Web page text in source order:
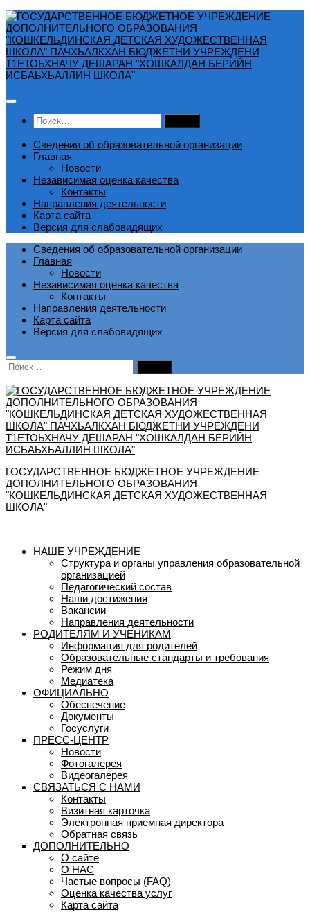
Перейти
к
содержимому
Найти:
Сведения об образовательной организации
Главная
Новости
Независимая оценка качества
Контакты
Направления деятельности
Карта сайта
Версия для слабовидящих
Сведения об образовательной организации
Главная
Новости
Независимая оценка качества
Контакты
Направления деятельности
Карта сайта
Версия для слабовидящих
Найти:
ГОСУДАРСТВЕННОЕ БЮДЖЕТНОЕ УЧРЕЖДЕНИЕ
ДОПОЛНИТЕЛЬНОГО ОБРАЗОВАНИЯ
"КОШКЕЛЬДИНСКАЯ ДЕТСКАЯ ХУДОЖЕСТВЕННАЯ
ШКОЛА"
НАШЕ УЧРЕЖДЕНИЕ
Структура и органы управления образовательной
организацией
Педагогический состав
Наши достижения
Вакансии
Направления деятельности
РОДИТЕЛЯМ И УЧЕНИКАМ
Информация для родителей
Образовательные стандарты и требования
Режим дня
Медиатека
ОФИЦИАЛЬНО
Обеспечение
Документы
Госуслуги
ПРЕСС-ЦЕНТР
Новости
Фотогалерея
Видеогалерея
СВЯЗАТЬСЯ С НАМИ
Контакты
Визитная карточка
Электронная приемная директора
Обратная связь
ДОПОЛНИТЕЛЬНО
О сайте
О НАС
Частые вопросы (FAQ)
Оценка качества услуг
Карта сайта